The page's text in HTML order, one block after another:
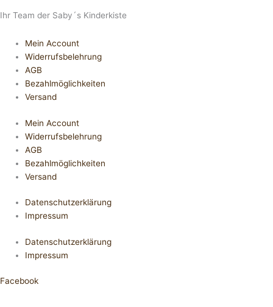
Ihr Team der Saby´s Kinderkiste
Mein Account
Widerrufsbelehrung
AGB
Bezahlmöglichkeiten
Versand
Mein Account
Widerrufsbelehrung
AGB
Bezahlmöglichkeiten
Versand
Datenschutzerklärung
Impressum
Datenschutzerklärung
Impressum
Facebook